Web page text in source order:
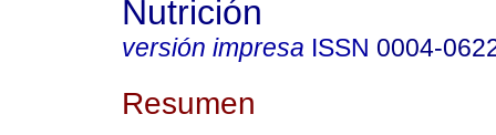
Nutrición
versión impresa ISSN 0004-
Resumen